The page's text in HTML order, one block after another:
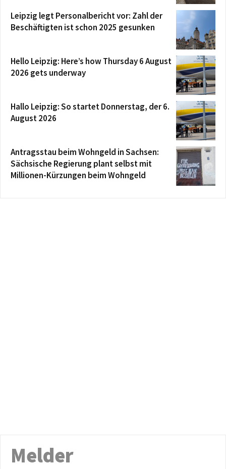
Leipzig legt Personalbericht vor: Zahl der
Beschäftigten ist schon 2025 gesunken
Hello Leipzig: Here’s how Thursday 6 August
2026 gets underway
Hallo Leipzig: So startet Donnerstag, der 6.
August 2026
Antragsstau beim Wohngeld in Sachsen:
Sächsische Regierung plant selbst mit
Millionen-Kürzungen beim Wohngeld
Melder